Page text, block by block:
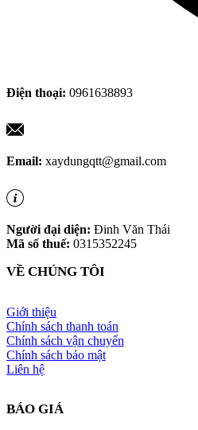
Điện thoại: 0961638893
Email: xaydungqtt@gmail.com
Người đại diện: Đinh Văn Thái
Mã số thuế: 0315352245
VỀ CHÚNG TÔI
Giới thiệu
Chính sách thanh toán
Chính sách vận chuyển
Chính sách bảo mật
Liên hệ
BÁO GIÁ